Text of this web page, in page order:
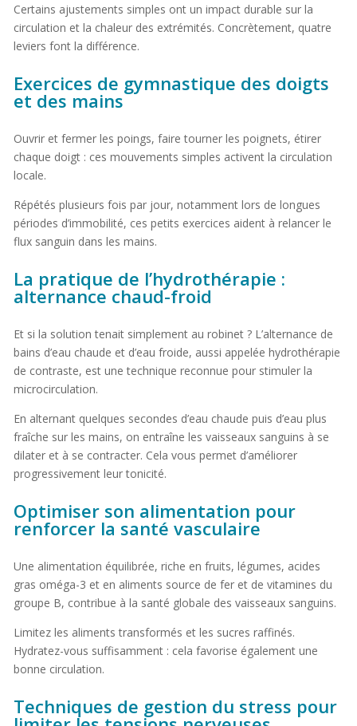
Certains ajustements simples ont un impact durable sur la
circulation et la chaleur des extrémités. Concrètement, quatre
leviers font la différence.
Exercices de gymnastique des doigts
et des mains
Ouvrir et fermer les poings, faire tourner les poignets, étirer
chaque doigt : ces mouvements simples activent la circulation
locale.
Répétés plusieurs fois par jour, notamment lors de longues
périodes d’immobilité, ces petits exercices aident à relancer le
flux sanguin dans les mains.
La pratique de l’hydrothérapie :
alternance chaud-froid
Et si la solution tenait simplement au robinet ? L’alternance de
bains d’eau chaude et d’eau froide, aussi appelée hydrothérapie
de contraste, est une technique reconnue pour stimuler la
microcirculation.
En alternant quelques secondes d’eau chaude puis d’eau plus
fraîche sur les mains, on entraîne les vaisseaux sanguins à se
dilater et à se contracter. Cela vous permet d’améliorer
progressivement leur tonicité.
Optimiser son alimentation pour
renforcer la santé vasculaire
Une alimentation équilibrée, riche en fruits, légumes, acides
gras oméga-3 et en aliments source de fer et de vitamines du
groupe B, contribue à la santé globale des vaisseaux sanguins.
Limitez les aliments transformés et les sucres raffinés.
Hydratez-vous suffisamment : cela favorise également une
bonne circulation.
Techniques de gestion du stress pour